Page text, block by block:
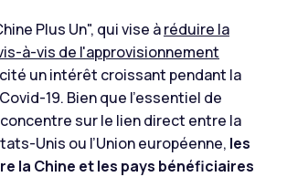
Plus Un", qui vise àréduire la
à-vis de l'approvisionnement
un intérêt croissant pendant la
19. Bien que l’essentiel de
sur le lien direct entre la
Unis ou l’Union européenne, les
la Chine et les pays bénéficiaires